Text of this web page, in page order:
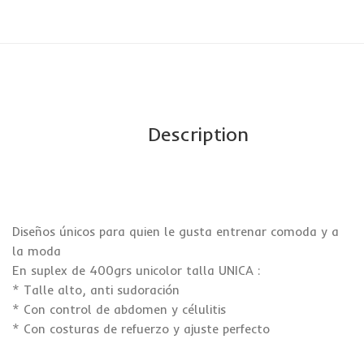
Description
Diseños únicos para quien le gusta entrenar comoda y a
la moda
En suplex de 400grs unicolor talla UNICA :
* Talle alto, anti sudoración
* Con control de abdomen y célulitis
* Con costuras de refuerzo y ajuste perfecto